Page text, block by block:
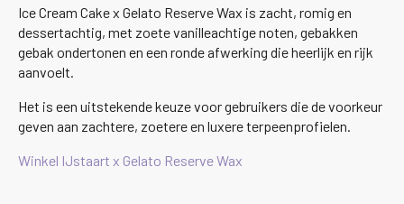
Ice Cream Cake x Gelato Reserve Wax is zacht, romig en
dessertachtig, met zoete vanilleachtige noten, gebakken
gebak ondertonen en een ronde afwerking die heerlijk en rijk
aanvoelt.
Het is een uitstekende keuze voor gebruikers die de voorkeur
geven aan zachtere, zoetere en luxere terpeenprofielen.
Winkel IJstaart x Gelato Reserve Wax